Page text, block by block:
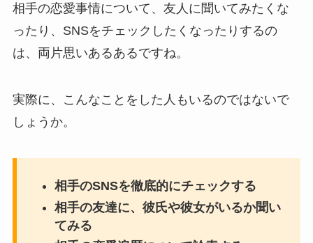
相手の恋愛事情について、友人に聞いてみたくな
ったり、SNSをチェックしたくなったりするの
は、両片思いあるあるですね。
実際に、こんなことをした人もいるのではないで
しょうか。
相手のSNSを徹底的にチェックする
相手の友達に、彼氏や彼女がいるか聞い
てみる